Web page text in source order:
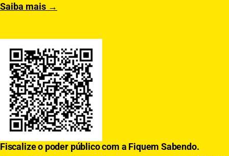
Saiba mais →
Fiscalize o poder público com a Fiquem Sabendo.